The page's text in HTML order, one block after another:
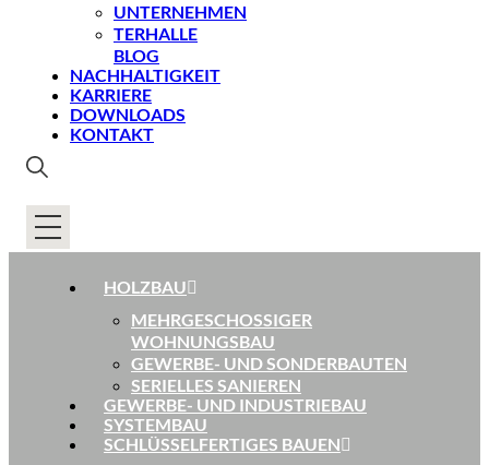
UNTERNEHMEN
TERHALLE
BLOG
NACHHALTIGKEIT
KARRIERE
DOWNLOADS
KONTAKT
HOLZBAU
MEHRGESCHOSSIGER
WOHNUNGSBAU
GEWERBE- UND SONDERBAUTEN
SERIELLES SANIEREN
GEWERBE- UND INDUSTRIEBAU
SYSTEMBAU
SCHLÜSSELFERTIGES BAUEN